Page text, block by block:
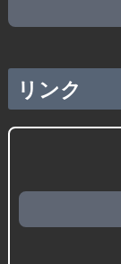
リンク